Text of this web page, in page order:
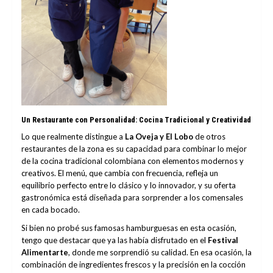
Un Restaurante con Personalidad: Cocina Tradicional y Creatividad
Lo que realmente distingue a La Oveja y El Lobode otros
restaurantes de la zona es su capacidad para combinar lo mejor
de la cocina tradicional colombiana con elementos modernos y
creativos. El menú, que cambia con frecuencia, refleja un
equilibrio perfecto entre lo clásico y lo innovador, y su oferta
gastronómica está diseñada para sorprender a los comensales
en cada bocado.
Si bien no probé sus famosas hamburguesas en esta ocasión,
tengo que destacar que ya las había disfrutado en el Festival
Alimentarte, donde me sorprendió su calidad. En esa ocasión, la
combinación de ingredientes frescos y la precisión en la cocción